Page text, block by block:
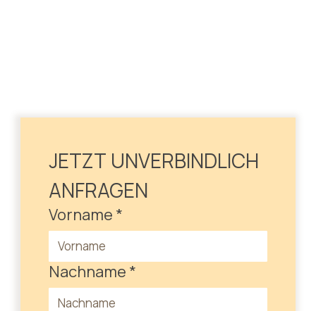
JETZT UNVERBINDLICH
ANFRAGEN
Vorname *
Nachname *